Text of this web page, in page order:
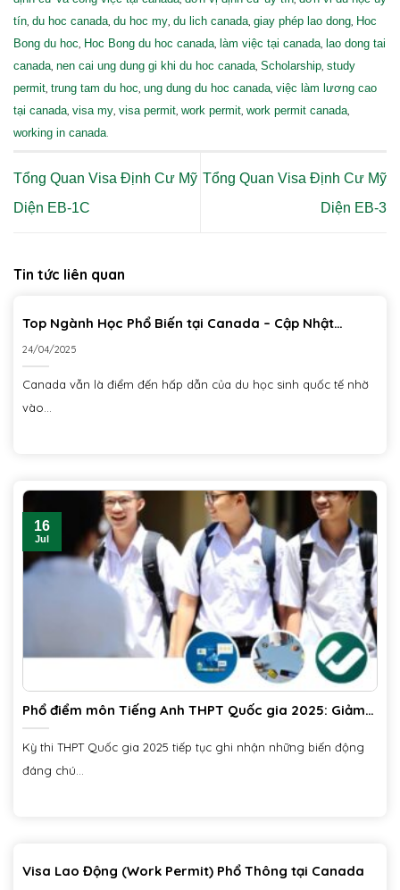
tín du hoc canada du hoc my du lich canada giay phép lao dong Hoc
Bong du hoc Hoc Bong du hoc canada làm việc tại canada lao dong tai
canada nen cai ung dung gi khi du hoc canada Scholarship study
permit trung tam du hoc ung dung du hoc canada việc làm lương cao
tại canada visa my visa permit work permit work permit canada
working in canada
Tổng Quan Visa Định Cư Mỹ
Diện EB-1C
Tổng Quan Visa Định Cư Mỹ
Diện EB-3
Tin tức liên quan
Top Ngành Học Phổ Biến tại Canada – Cập Nhật
24/04/2025
Canada vẫn là điểm đến hấp dẫn của du học sinh quốc tế nhờ
vào...
Phổ điểm môn Tiếng Anh THPT Quốc gia 2025: Giảm
mạnh số lượng thí sinh đạt điểm khá trở lên
Kỳ thi THPT Quốc gia 2025 tiếp tục ghi nhận những biến động
đáng chú...
16
Jul
Visa Lao Động (Work Permit) Phổ Thông tại Canada